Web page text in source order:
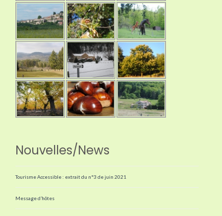
Nouvelles/News
Tourisme Accessible : extrait du n°3 de juin 2021
Message d’hôtes